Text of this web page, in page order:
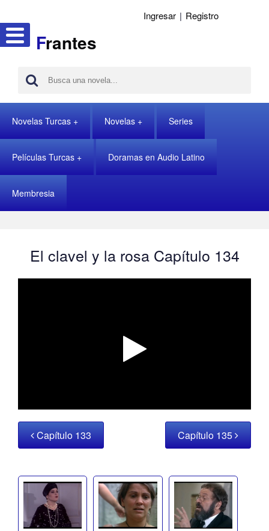
Frantes
Ingresar | Registro
Novelas Turcas Novelas Series
Películas Turcas Doramas en Audio Latino
Membresia
El clavel y la rosa Capítulo 134
Capítulo 133 Capítulo 135